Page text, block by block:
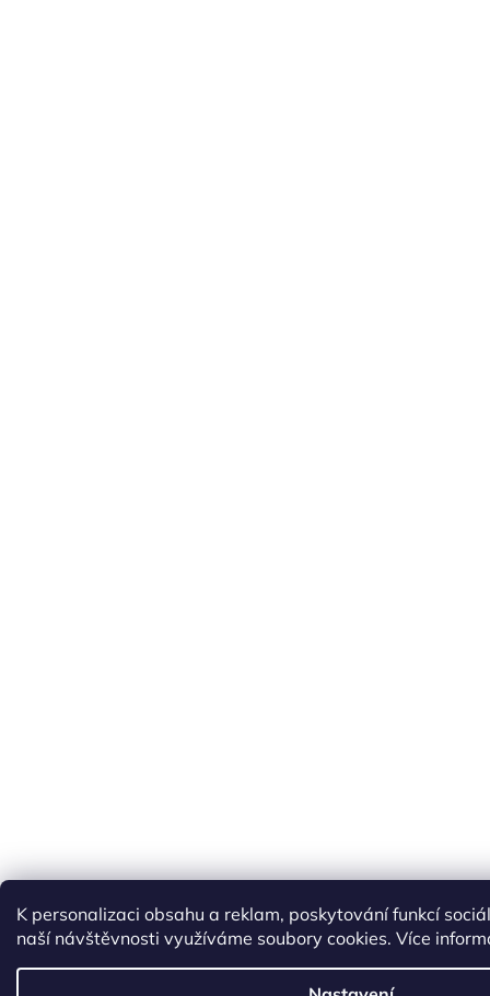
K personalizaci obsahu a reklam, poskytování funkcí
naší návštěvnosti využíváme soubory cookies. Více